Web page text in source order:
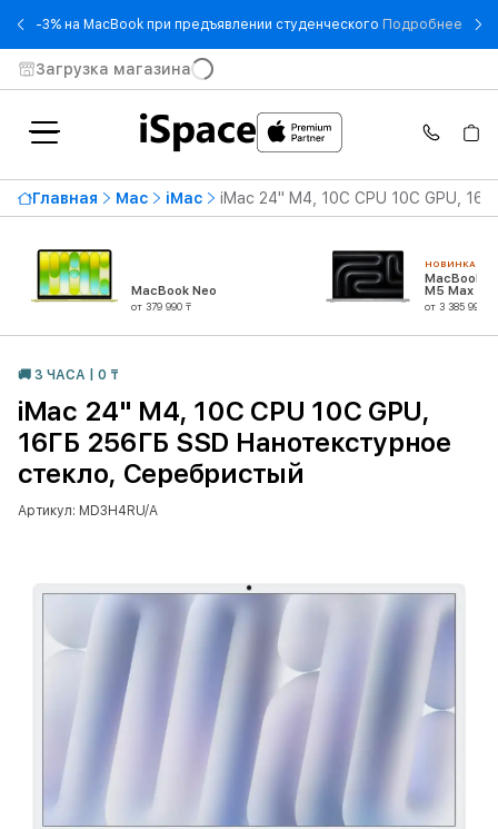
-3% на MacBook при предъявлении студенческого Подробнее - -
Загрузка магазина
Главная Mac iMac iMac 24" M4, 10C CPU 10C GPU,
MacBook Neo
от 379 990 ₸
НОВИНКА
MacBook
M5 Max
CPU/40C
от 3 385 990 ₸
🚚 3 ЧАСА | 0 ₸
iMac 24" M4, 10C CPU 10C GPU,
16ГБ 256ГБ SSD Нанотекстурное
стекло, Серебристый
Артикул: MD3H4RU/A